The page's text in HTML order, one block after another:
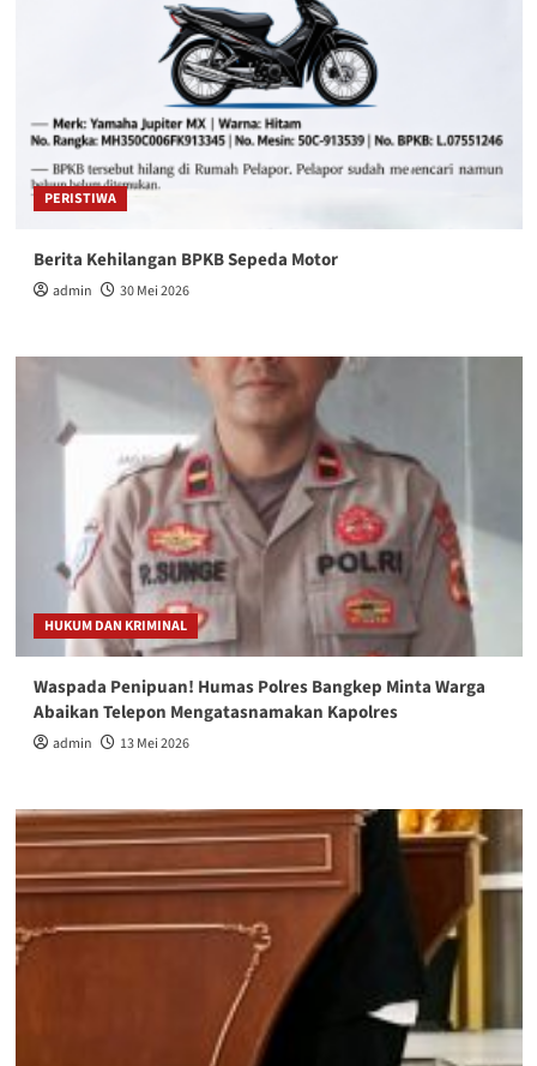
PERISTIWA
Berita Kehilangan BPKB Sepeda Motor
admin 30 Mei 2026
HUKUM DAN KRIMINAL
Waspada Penipuan! Humas Polres Bangkep Minta Warga
Abaikan Telepon Mengatasnamakan Kapolres
admin 13 Mei 2026